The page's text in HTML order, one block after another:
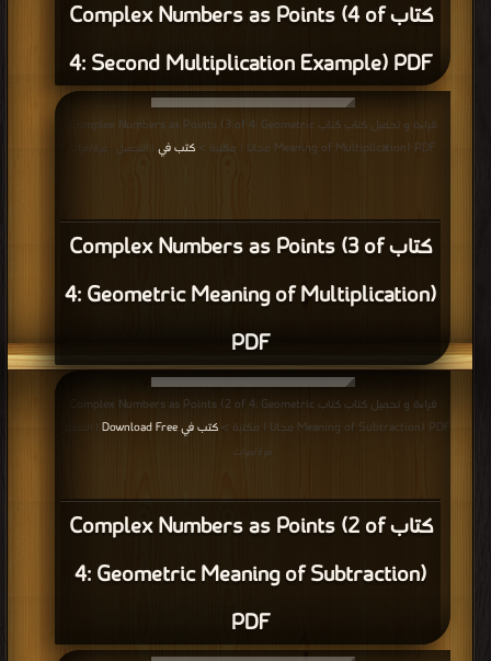
كتاب Complex Numbers as Points (4 of
4: Second Multiplication Example) PDF
كتاب Complex Numbers as Points (3 of
4: Geometric Meaning of Multiplication)
PDF
قراءة و تحميل كتاب كتاب Complex Numbers as Points (3 of 4: Geometric
Meaning of Multiplication) PDF مجانا | مكتبة >
كتب في | التحميل : مرة/مرات
كتاب Complex Numbers as Points (2 of
4: Geometric Meaning of Subtraction)
PDF
قراءة و تحميل كتاب كتاب Complex Numbers as Points (2 of 4: Geometric
Meaning of Subtraction) PDF مجانا | مكتبة >
كتب في Download Free
مرة/مرات